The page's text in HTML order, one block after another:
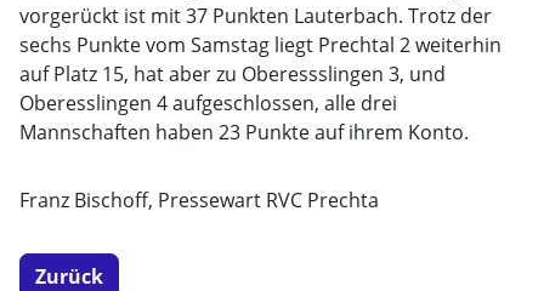
vorgerückt ist mit 37 Punkten Lauterbach. Trotz der
sechs Punkte vom Samstag liegt Prechtal 2 weiterhin
auf Platz 15, hat aber zu Oberessslingen 3, und
Oberesslingen 4 aufgeschlossen, alle drei
Mannschaften haben 23 Punkte auf ihrem Konto.
Franz Bischoff, Pressewart RVC Prechta
Zurück